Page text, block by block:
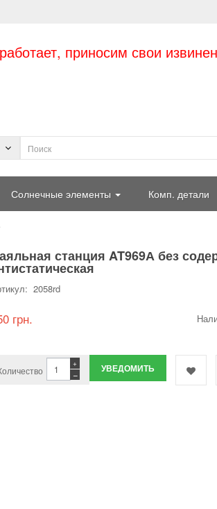
приносим свои
Солнечные элементы Комп. детали
станция AT969А без
2058rd
грн.
−
+ УВЕДОМИТЬ